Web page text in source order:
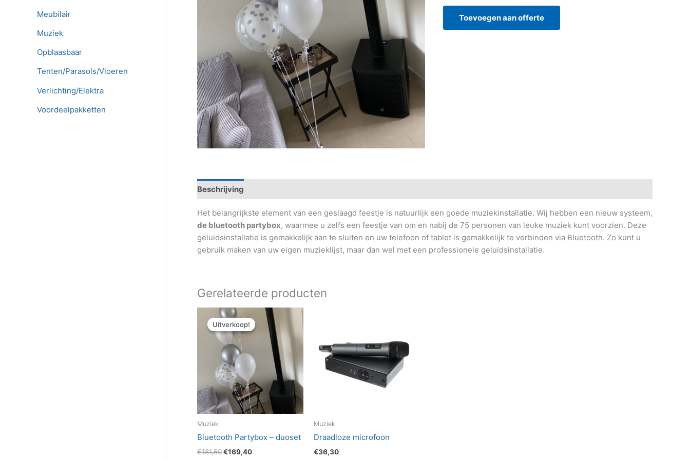
Meubilair
Muziek
Opblaasbaar
Tenten/Parasols/Vloeren
Verlichting/Elektra
Voordeelpakketten
Toevoegen aan offerte
Beschrijving
Het belangrijkste element van een geslaagd feestje is natuurlijk een goede muziekinstallatie. Wij hebben een nieuw systeem,
de bluetooth partybox, waarmee u zelfs een feestje van om en nabij de 75 personen van leuke muziek kunt voorzien. Deze
geluidsinstallatie is gemakkelijk aan te sluiten en uw telefoon of tablet is gemakkelijk te verbinden via Bluetooth. Zo kunt u
gebruik maken van uw eigen muzieklijst, maar dan wel met een professionele geluidsinstallatie.
Gerelateerde producten
Uitverkoop!
Uitverkoop!
Muziek
Bluetooth Partybox – duoset
€181,50
Oorspronkelijke
prijs
was:
€181,50.
€169,40
Huidige
prijs
is:
€169,40.
Muziek
Draadloze microfoon
€36,30